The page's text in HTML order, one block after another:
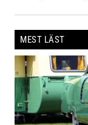
MEST LÄST